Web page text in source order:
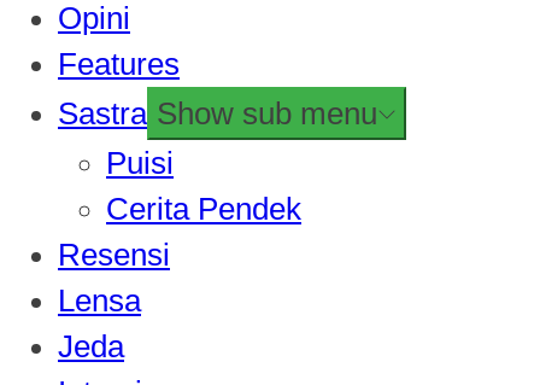
Opini
Features
Sastra Show sub menu
Puisi
Cerita Pendek
Resensi
Lensa
Jeda